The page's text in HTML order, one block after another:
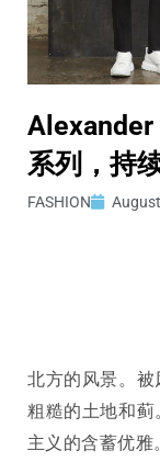
Alexander
系列，持
FASHION
北方的风景。被
粗糙的土地和
主义的含蓄优